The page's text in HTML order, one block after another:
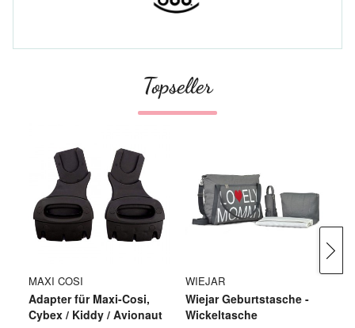
Topseller
MAXI COSI
Adapter für Maxi-Cosi,
Cybex / Kiddy / Avionaut
WIEJAR
Wiejar Geburtstasche -
Wickeltasche